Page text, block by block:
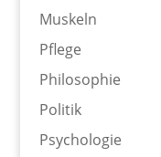
Muskeln
Pflege
Philosophie
Politik
Psychologie